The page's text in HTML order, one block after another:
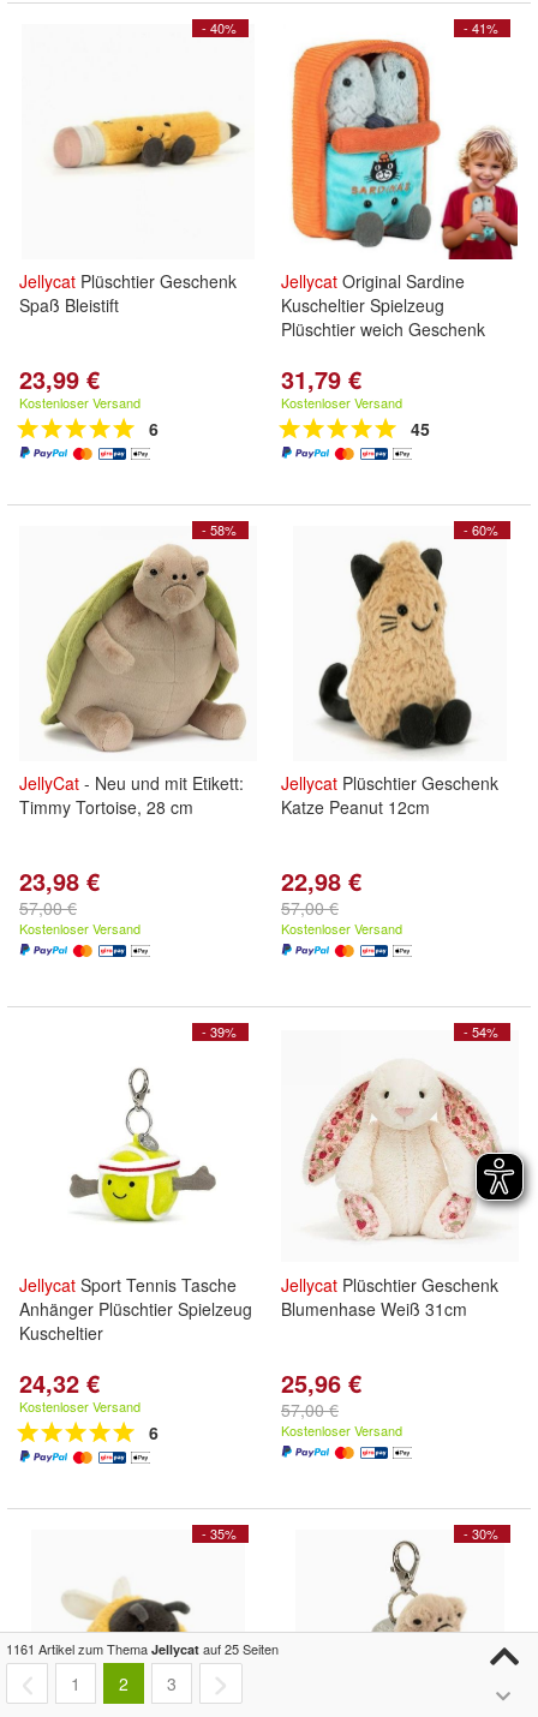
- 40%
Jellycat Plüschtier Geschenk
Spaß Bleistift
23,99 €
Kostenloser Versand
6
- 41%
Jellycat Original Sardine
Kuscheltier Spielzeug
Plüschtier weich Geschenk
31,79 €
Kostenloser Versand
45
- 58%
JellyCat - Neu und mit Etikett:
Timmy Tortoise, 28 cm
23,98 €
57,00 €
Kostenloser Versand
- 60%
Jellycat Plüschtier Geschenk
Katze Peanut 12cm
22,98 €
57,00 €
Kostenloser Versand
- 39%
Jellycat Sport Tennis Tasche
Anhänger Plüschtier Spielzeug
Kuscheltier
24,32 €
Kostenloser Versand
6
- 54%
Jellycat Plüschtier Geschenk
Blumenhase Weiß 31cm
25,96 €
57,00 €
Kostenloser Versand
- 35% - 30%
1161 Artikel zum Thema Jellycat auf 25 Seiten
1 2 3